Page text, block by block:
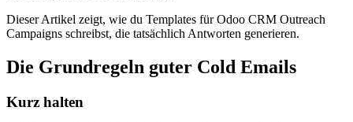
Dieser Artikel zeigt, wie du Templates für Odoo CRM Outreach
Campaigns schreibst, die tatsächlich Antworten generieren.
Die Grundregeln guter Cold Emails
Kurz halten